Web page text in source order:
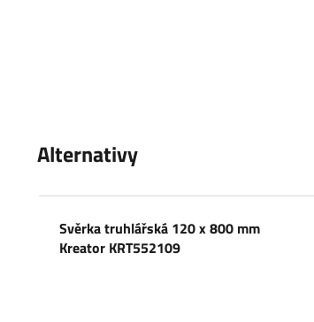
Alternativy
Svěrka truhlářská 120 x 800 mm
Kreator KRT552109